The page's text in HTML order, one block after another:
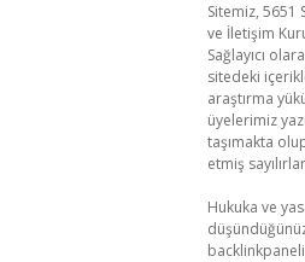
Sitemiz, 5651
ve İletişim
Sağlayıcı
sitedeki
araştırma
üyelerimiz
taşımakta
etmiş
Hukuka ve